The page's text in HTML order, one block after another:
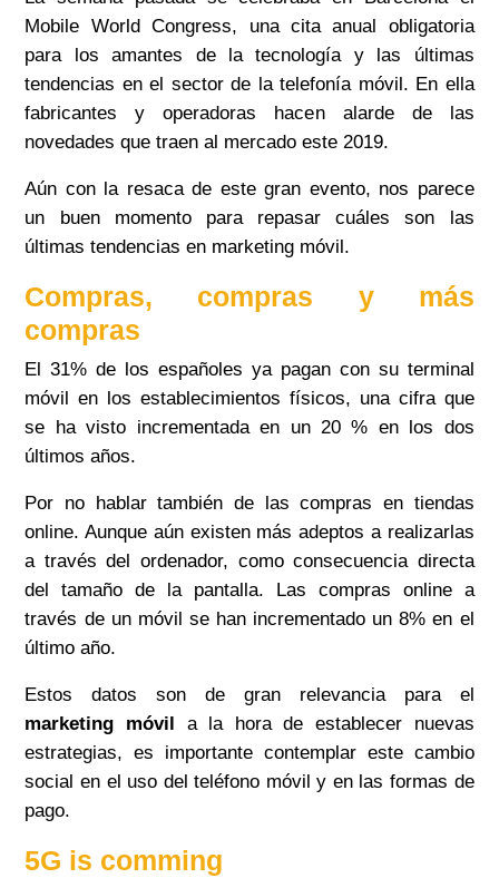
Mobile World Congress, una cita anual obligatoria
para los amantes de la tecnología y las últimas
tendencias en el sector de la telefonía móvil. En ella
fabricantes y operadoras hacen alarde de las
novedades que traen al mercado este 2019.
Aún con la resaca de este gran evento, nos parece
un buen momento para repasar cuáles son las
últimas tendencias en marketing móvil.
Compras, compras y más
compras
El 31% de los españoles ya pagan con su terminal
móvil en los establecimientos físicos, una cifra que
se ha visto incrementada en un 20 % en los dos
últimos años.
Por no hablar también de las compras en tiendas
online. Aunque aún existen más adeptos a realizarlas
a través del ordenador, como consecuencia directa
del tamaño de la pantalla. Las compras online a
través de un móvil se han incrementado un 8% en el
último año.
Estos datos son de gran relevancia para el
marketing móvil a la hora de establecer nuevas
estrategias, es importante contemplar este cambio
social en el uso del teléfono móvil y en las formas de
pago.
5G is comming